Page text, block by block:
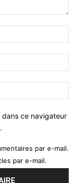
dans ce navigateur
par e-mail.
par e-mail.